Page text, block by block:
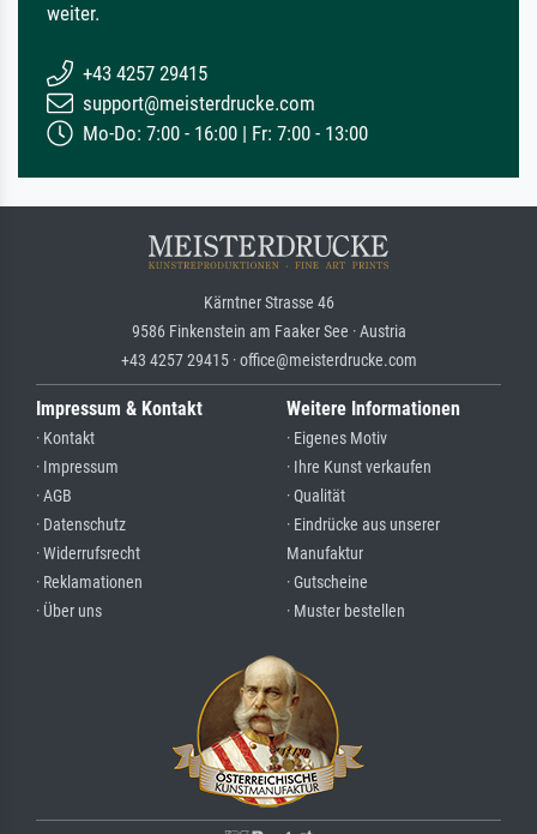
weiter.
+43 4257 29415
support@meisterdrucke.com
Mo-Do: 7:00 - 16:00 | Fr: 7:00 - 13:00
Kärntner Strasse 46
9586 Finkenstein am Faaker See · Austria
+43 4257 29415 · office@meisterdrucke.com
Impressum & Kontakt
· Kontakt
· Impressum
· AGB
· Datenschutz
· Widerrufsrecht
· Reklamationen
· Über uns
Weitere Informationen
· Eigenes Motiv
· Ihre Kunst verkaufen
· Qualität
· Eindrücke aus unserer
Manufaktur
· Gutscheine
· Muster bestellen